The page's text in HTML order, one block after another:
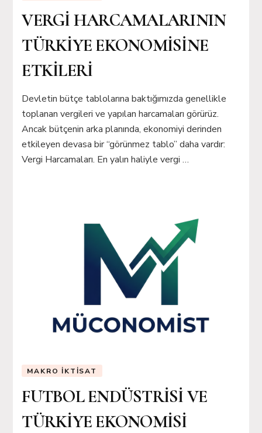
VERGİ HARCAMALARININ
TÜRKİYE EKONOMİSİNE
ETKİLERİ
Devletin bütçe tablolarına baktığımızda genellikle
toplanan vergileri ve yapılan harcamaları görürüz.
Ancak bütçenin arka planında, ekonomiyi derinden
etkileyen devasa bir “görünmez tablo” daha vardır:
Vergi Harcamaları. En yalın haliyle vergi …
MAKRO İKTISAT
FUTBOL ENDÜSTRİSİ VE
TÜRKİYE EKONOMİSİ